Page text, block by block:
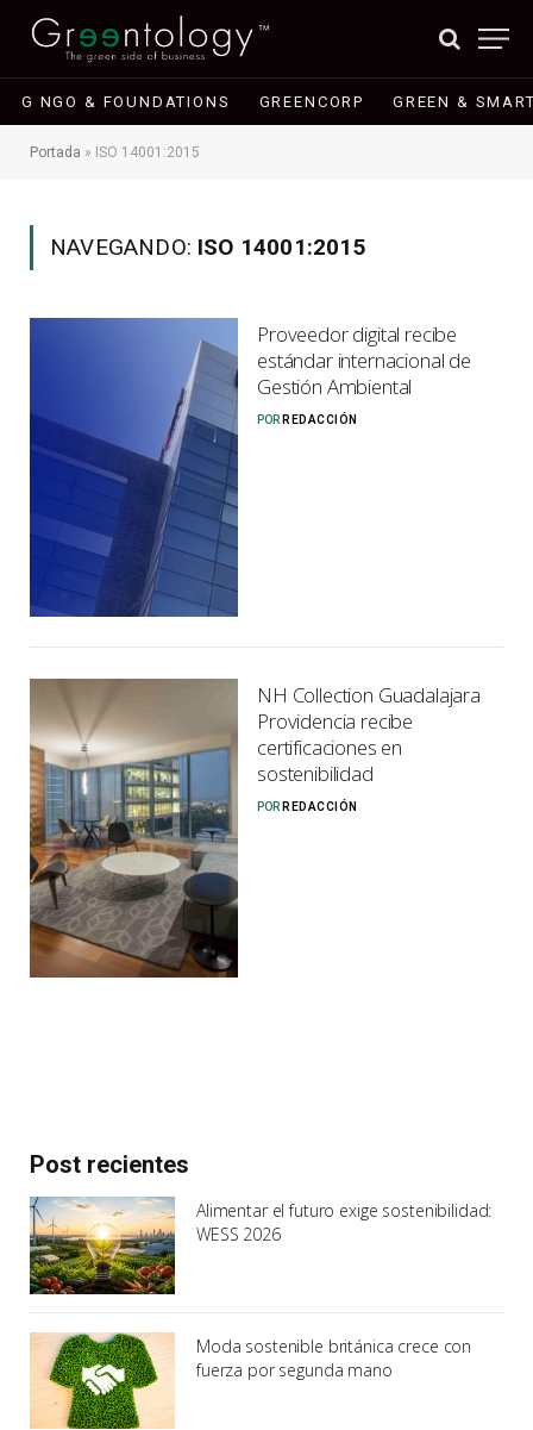
G NGO & FOUNDATIONS GREENCORP GREEN &
Portada » ISO 14001:2015
NAVEGANDO: ISO 14001:2015
Proveedor digital recibe
estándar internacional de
Gestión Ambiental
POR REDACCIÓN
NH Collection Guadalajara
Providencia recibe
certificaciones en
sostenibilidad
POR REDACCIÓN
Post recientes
Alimentar el futuro exige sostenibilidad:
WESS 2026
Moda sostenible británica crece con
fuerza por segunda mano